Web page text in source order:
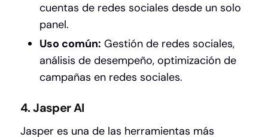
cuentas de redes sociales desde un solo
panel.
Uso común: Gestión de redes sociales,
análisis de desempeño, optimización de
campañas en redes sociales.
4. Jasper AI
Jasper es una de las herramientas más